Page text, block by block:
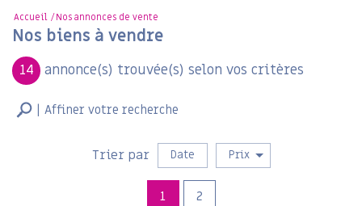
Accueil Nos annonces de vente
Nos biens à vendre
14 annonce(s) trouvée(s) selon vos critères
Affiner votre recherche
VenteTrier par Date Prix
1 2